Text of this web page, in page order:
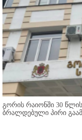
გორის რაიონში 30
ბრალდებული პირი